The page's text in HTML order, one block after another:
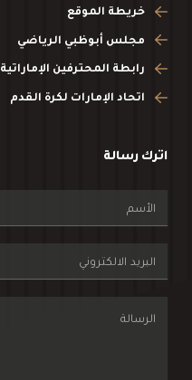
خريطة الموقع
مجلس أبوظبي الرياضي
رابطة المحترفين الإماراتية
اتحاد الإمارات لكرة القدم
اترك رسالة